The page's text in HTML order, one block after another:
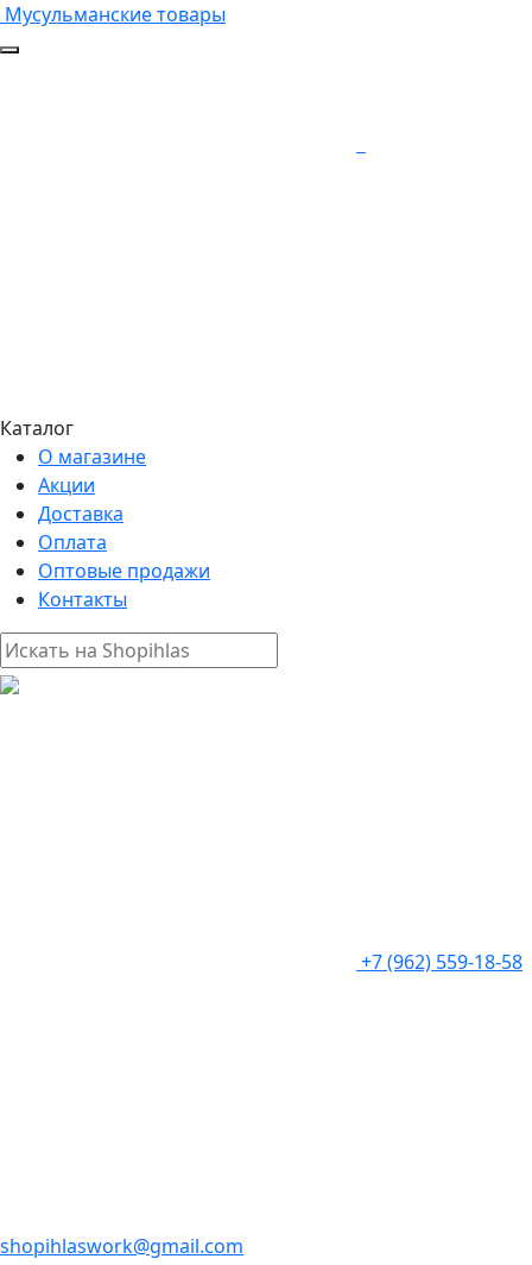
Мусульманские товары
Каталог
О магазине
Акции
Доставка
Оплата
Оптовые продажи
Контакты
+7 (962) 559-18-58
shopihlaswork@gmail.com